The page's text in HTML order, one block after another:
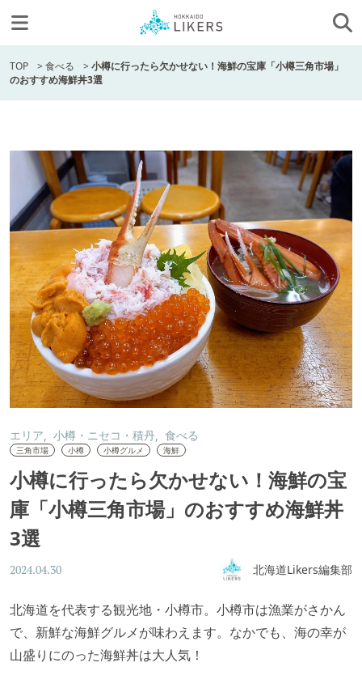
TOP >食べる >小樽に行ったら欠かせない！海鮮の宝庫「小樽三角市場」
のおすすめ海鮮丼3選
エリア 小樽・ニセコ・積丹 食べる
三角市場 小樽 小樽グルメ 海鮮
小樽に行ったら欠かせない！海鮮の宝
庫「小樽三角市場」のおすすめ海鮮丼
3選
2024.04.30 北海道Likers編集部
北海道を代表する観光地・小樽市。小樽市は漁業がさかん
で、新鮮な海鮮グルメが味わえます。なかでも、海の幸が
山盛りにのった海鮮丼は大人気！